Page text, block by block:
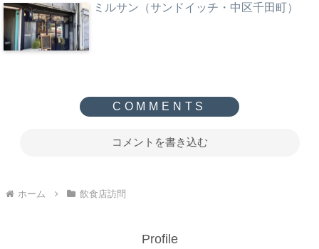
ミルサン（サンドイッチ・中区千田町）
コメントを書き込む
ホーム 飲食店訪問
Profile